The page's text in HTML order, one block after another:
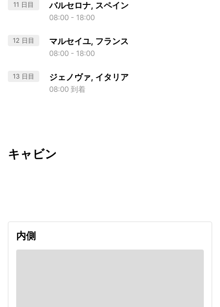
11 日目 バルセロナ, スペイン
08:00 - 18:00
12 日目 マルセイユ, フランス
08:00 - 18:00
13 日目 ジェノヴァ, イタリア
08:00 到着
キャビン
内側